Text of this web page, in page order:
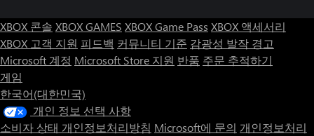
XBOX 콘솔 XBOX GAMES XBOX Game Pass XBOX 액세서리
XBOX 고객 지원 피드백 커뮤니티 기준 감광성 발작 경고
Microsoft 계정 Microsoft Store 지원 반품 주문 추적하기
게임
한국어(대한민국)
개인 정보 선택 사항
소비자 상태 개인정보처리방침 Microsoft에 문의 개인정보처리